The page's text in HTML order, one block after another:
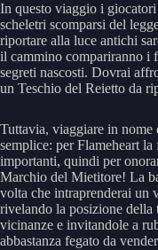
In questo viaggio i
scheletri scomparsi del
riportare alla luce antichi
il cammino compariranno i
segreti nascosti. Dovrai
un Teschio del Reietto da
Tuttavia, viaggiare in nome
semplice: per Flameheart
importanti, quindi per
Marchio del Mietitore! La
volta che intraprenderai un
rivelando la posizione della
vicinanze e invitandole a
abbastanza fegato da